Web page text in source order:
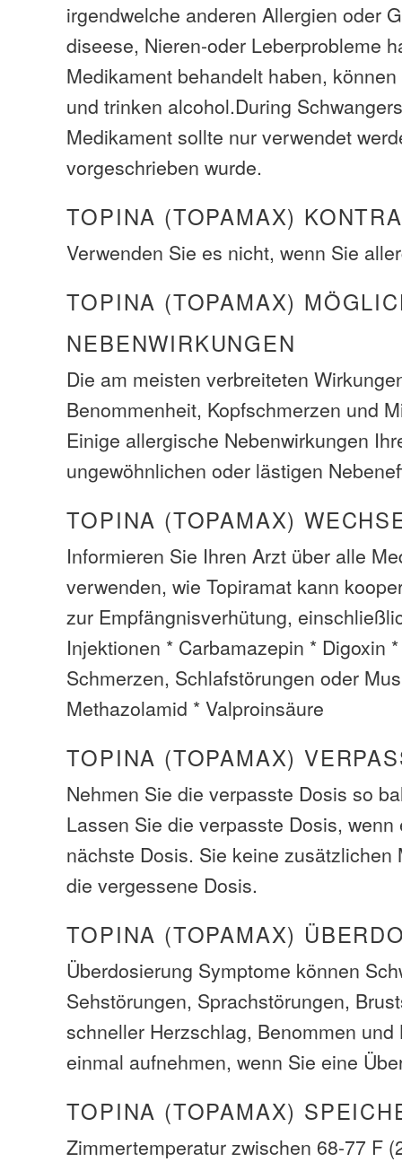
irgendwelche anderen Allergien oder
diseese, Nieren-oder Leberprobleme
Medikament behandelt haben,
und trinken alcohol.During
Medikament sollte nur verwendet
vorgeschrieben wurde.
TOPINA (TOPAMAX) KONTRA
Verwenden Sie es nicht, wenn Sie
TOPINA (TOPAMAX)
NEBENWIRKUNGEN
Die am meisten verbreiteten
Benommenheit, Kopfschmerzen und
Einige allergische Nebenwirkungen
ungewöhnlichen oder lästigen
TOPINA (TOPAMAX)
Informieren Sie Ihren Arzt über alle
verwenden, wie Topiramat kann
zur Empfängnisverhütung,
Injektionen * Carbamazepin * Digoxin
Schmerzen, Schlafstörungen oder
Methazolamid * Valproinsäure
TOPINA (TOPAMAX)
Nehmen Sie die verpasste Dosis so
Lassen Sie die verpasste Dosis,
nächste Dosis. Sie keine zusätzlichen
die vergessene Dosis.
TOPINA (TOPAMAX)
Überdosierung Symptome können
Sehstörungen, Sprachstörungen,
schneller Herzschlag, Benommen
einmal aufnehmen, wenn Sie eine
TOPINA (TOPAMAX)
Zimmertemperatur zwischen 68-77 F